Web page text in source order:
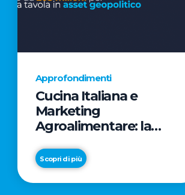
Approfondimenti
Cucina Italiana e
Marketing
Agroalimentare: la
milioni per trasformare
la tavola in asset
geopolitico
Scopri di più